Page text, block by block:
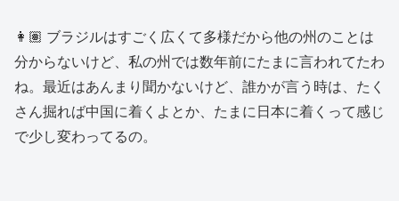
👩🏽 ブラジルはすごく広くて多様だから他の州のことは
分からないけど、私の州では数年前にたまに言われてたわ
ね。最近はあんまり聞かないけど、誰かが言う時は、たく
さん掘れば中国に着くよとか、たまに日本に着くって感じ
で少し変わってるの。